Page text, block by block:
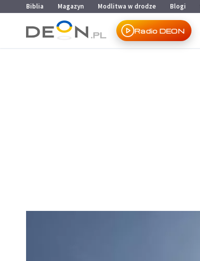
Przejdź do menu głównego
Przejdź do treści
Biblia Magazyn Modlitwa w drodze Blogi
Radio DEON